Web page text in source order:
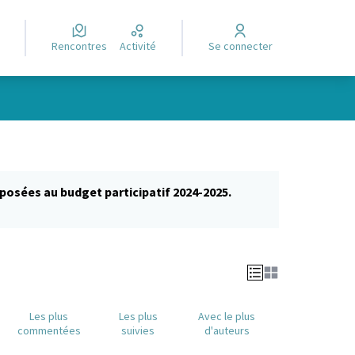
Rencontres Activité Se connecter
au budget participatif 2024-2025.
Les plus
commentées
Les plus
suivies
Avec le plus
d'auteurs